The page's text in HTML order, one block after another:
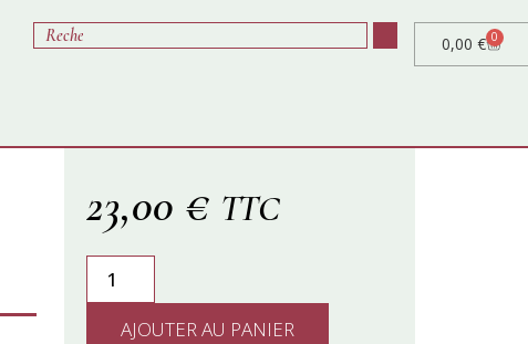
0,00€ 0
23,00 € TTC
AJOUTER AU PANIER